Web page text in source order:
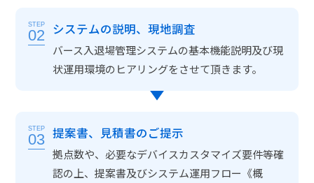
STEP
02 システムの説明、現地調査
バース入退場管理システムの基本機能説明及び現
状運用環境のヒアリングをさせて頂きます。
STEP
03 提案書、見積書のご提示
拠点数や、必要なデバイスカスタマイズ要件等確
認の上、提案書及びシステム運用フロー《概